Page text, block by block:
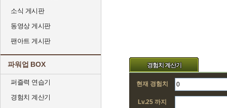
소식 게시판
동영상 게시판
팬아트 게시판
파워업 BOX
퍼즐력 연습기
경험치 계산기
경험치 계산기
현재 경험치
Lv.25 까지